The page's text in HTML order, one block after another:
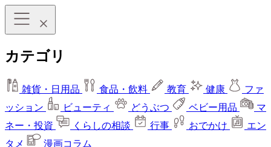
カテゴリ
雑貨・日用品 食品・飲料 教育 健康
ファ
ッション
ビューティ どうぶつ ベビー用品
マ
ネー・投資
くらしの相談 行事 おでかけ
エン
タメ
漫画コラム